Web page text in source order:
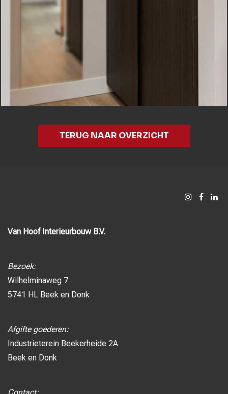
TERUG NAAR OVERZICHT
Van Hoof Interieurbouw B.V.
Bezoek:
Wilhelminaweg 7
5741 HL Beek en Donk
Afgifte goederen:
Industrieterein Beekerheide 2A
Beek en Donk